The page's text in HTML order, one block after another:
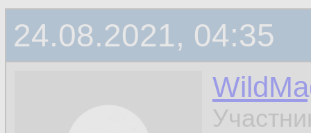
24.08.2021, 04:35